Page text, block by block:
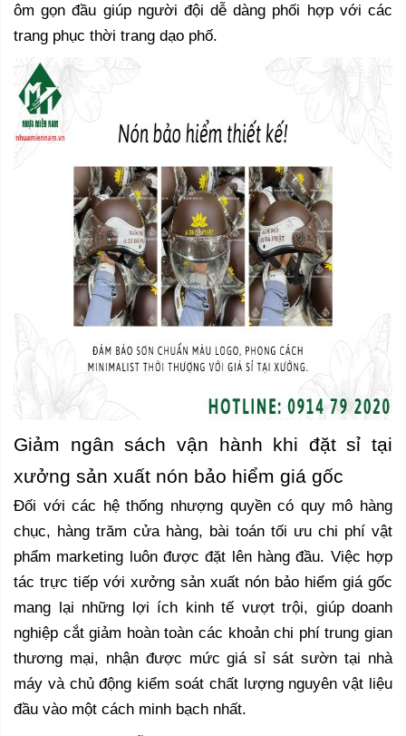
ôm gọn đầu giúp người đội dễ dàng phối hợp với các
trang phục thời trang dạo phố.
Giảm ngân sách vận hành khi đặt sỉ tại
xưởng sản xuất nón bảo hiểm giá gốc
Đối với các hệ thống nhượng quyền có quy mô hàng
chục, hàng trăm cửa hàng, bài toán tối ưu chi phí vật
phẩm marketing luôn được đặt lên hàng đầu. Việc hợp
tác trực tiếp với xưởng sản xuất nón bảo hiểm giá gốc
mang lại những lợi ích kinh tế vượt trội, giúp doanh
nghiệp cắt giảm hoàn toàn các khoản chi phí trung gian
thương mại, nhận được mức giá sỉ sát sườn tại nhà
máy và chủ động kiểm soát chất lượng nguyên vật liệu
đầu vào một cách minh bạch nhất.